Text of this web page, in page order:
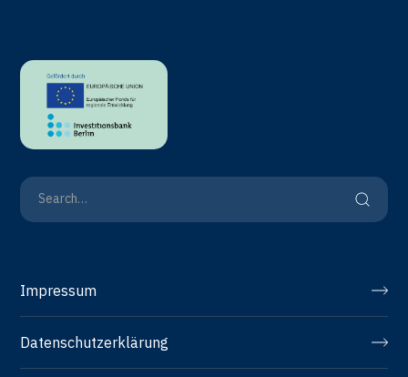
Impressum
Datenschutzerklärung